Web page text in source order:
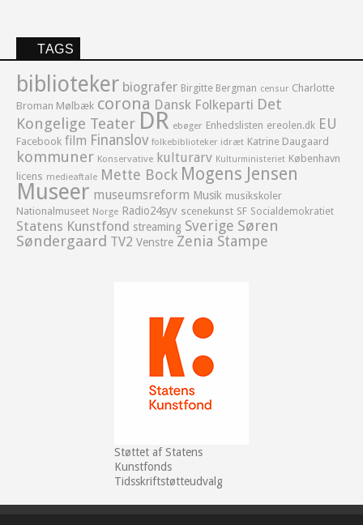
TAGS
biblioteker biografer Birgitte Bergman censur Charlotte
Broman Mølbæk corona Dansk Folkeparti Det
Kongelige Teater DR ebøger Enhedslisten ereolen.dk EU
Facebook film Finanslov folkebiblioteker idræt Katrine Daugaard
kommuner Konservative kulturarv Kulturministeriet København
licens medieaftale Mette Bock Mogens Jensen
Museer museumsreform Musik musikskoler
Nationalmuseet Norge Radio24syv scenekunst SF Socialdemokratiet
Statens Kunstfond streaming Sverige Søren
Søndergaard TV2 Venstre Zenia Stampe
Støttet af Statens
Kunstfonds
Tidsskriftstøtteudvalg